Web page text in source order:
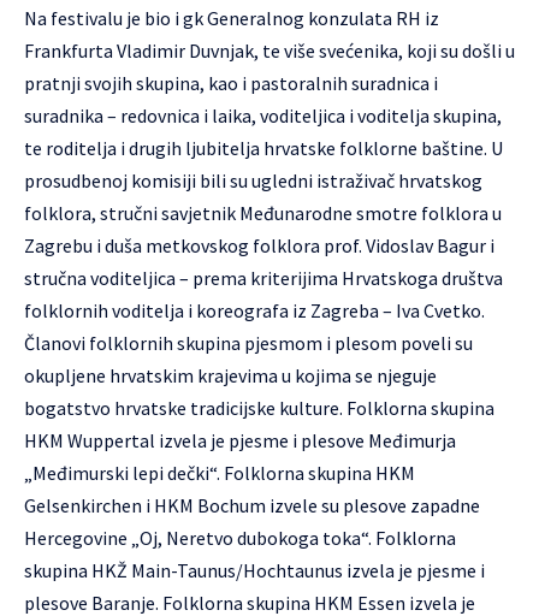
Na festivalu je bio i gk Generalnog konzulata RH iz
Frankfurta Vladimir Duvnjak, te više svećenika, koji su došli u
pratnji svojih skupina, kao i pastoralnih suradnica i
suradnika – redovnica i laika, voditeljica i voditelja skupina,
te roditelja i drugih ljubitelja hrvatske folklorne baštine. U
prosudbenoj komisiji bili su ugledni istraživač hrvatskog
folklora, stručni savjetnik Međunarodne smotre folklora u
Zagrebu i duša metkovskog folklora prof. Vidoslav Bagur i
stručna voditeljica – prema kriterijima Hrvatskoga društva
folklornih voditelja i koreografa iz Zagreba – Iva Cvetko.
Članovi folklornih skupina pjesmom i plesom poveli su
okupljene hrvatskim krajevima u kojima se njeguje
bogatstvo hrvatske tradicijske kulture. Folklorna skupina
HKM Wuppertal izvela je pjesme i plesove Međimurja
„Međimurski lepi dečki“. Folklorna skupina HKM
Gelsenkirchen i HKM Bochum izvele su plesove zapadne
Hercegovine „Oj, Neretvo dubokoga toka“. Folklorna
skupina HKŽ Main-Taunus/Hochtaunus izvela je pjesme i
plesove Baranje. Folklorna skupina HKM Essen izvela je